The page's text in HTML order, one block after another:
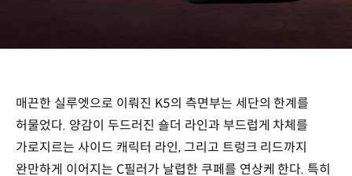
매끈한 실루엣으로 이뤄진 K5의 측면부는 세단의 한계를
허물었다. 양감이 두드러진 숄더 라인과 부드럽게 차체를
가로지르는 사이드 캐릭터 라인, 그리고 트렁크 리드까지
완만하게 이어지는 C필러가 날렵한 쿠페를 연상케 한다. 특히